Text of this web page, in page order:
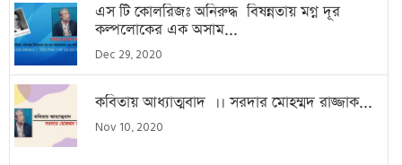
এস টি কোলরিজঃ অনিরুদ্ধ বিষন্নতায় মগ্ন দূর
কল্পলোকের এক অসাম...
Dec 29, 2020
কবিতায় আধ্যাত্মবাদ ।। সরদার মোহম্মদ রাজ্জাক...
Nov 10, 2020